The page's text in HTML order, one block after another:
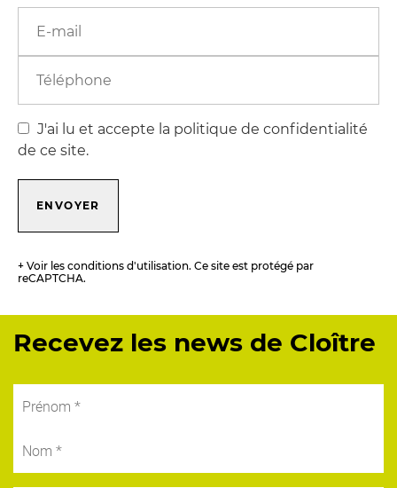
J'ai lu et accepte la politique de confidentialité
de ce site.
ENVOYER
+ Voir les conditions d'utilisation. Ce site est protégé par
reCAPTCHA.
Recevez les news de Cloître